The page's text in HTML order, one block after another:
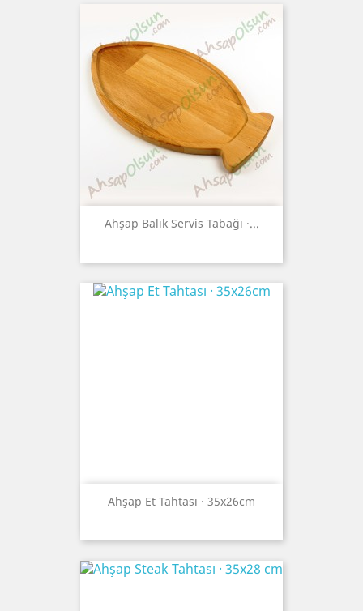
Ahşap Balık Servis Tabağı ·...
Ahşap Et Tahtası · 35x26cm